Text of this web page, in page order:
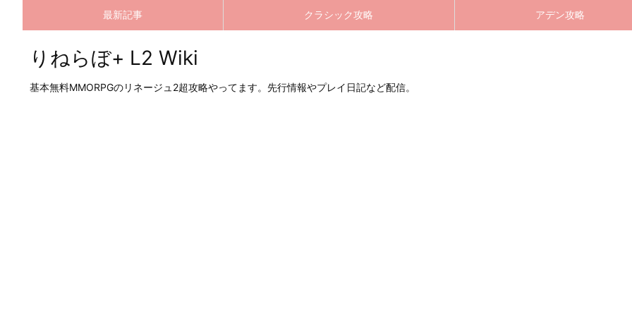
最新記事 クラシック攻略 アデン攻略
りねらぼ+ L2 Wiki
基本無料MMORPGのリネージュ2超攻略やってます。先行情報やプレイ日記など配信。